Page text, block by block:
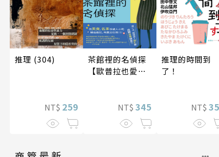
推理 (304)
NT$ 259
茶館裡的名偵探
【歐普拉也愛！
《茶館裡的嫌疑
人》續作】
NT$ 345
推理的時間到
了！
NT$